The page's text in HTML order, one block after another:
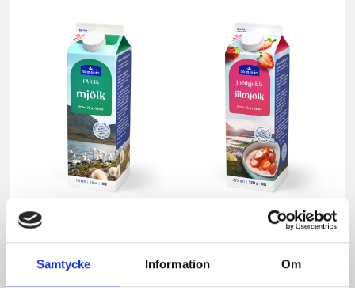
Samtycke Information Om
Jordgubbsfil 2,7%